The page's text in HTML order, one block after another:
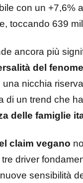
con un +7,6%
toccando 639
ancora più
del
una nicchia
di un trend che
delle famiglie
claim vegano
driver
sensibilità